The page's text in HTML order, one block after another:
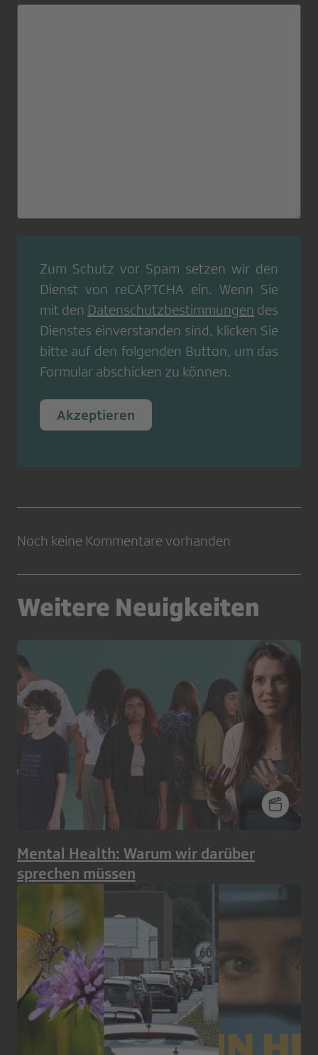
Zum Schutz vor Spam setzen wir den
Dienst von reCAPTCHA ein. Wenn Sie
mit den Datenschutzbestimmungen des
Dienstes einverstanden sind, klicken Sie
bitte auf den folgenden Button, um das
Formular abschicken zu können.
Akzeptieren
Noch keine Kommentare vorhanden
Weitere Neuigkeiten
Mental Health: Warum wir darüber
sprechen müssen